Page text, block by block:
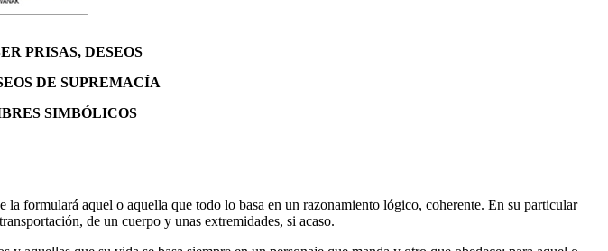
PRISAS, DESEOS
DE SUPREMACÍA
SIMBÓLICOS
la formulará aquel o aquella que todo lo basa en un razonamiento lógico, coherente. En su particular
de un cuerpo y unas extremidades, si acaso.